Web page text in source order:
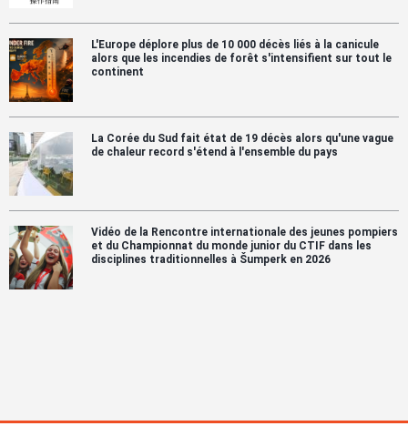
L'Europe déplore plus de 10 000 décès liés à la canicule
alors que les incendies de forêt s'intensifient sur tout le
continent
La Corée du Sud fait état de 19 décès alors qu'une vague
de chaleur record s'étend à l'ensemble du pays
Vidéo de la Rencontre internationale des jeunes pompiers
et du Championnat du monde junior du CTIF dans les
disciplines traditionnelles à Šumperk en 2026